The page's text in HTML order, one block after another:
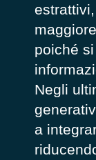
maggiore
poiché
Negli
a